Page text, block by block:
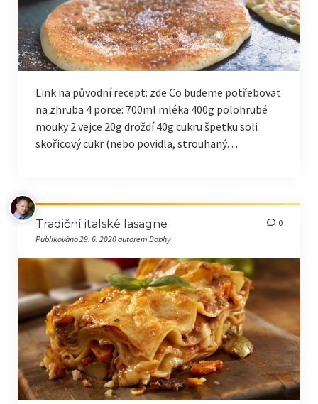
Link na původní recept: zde Co budeme potřebovat
na zhruba 4 porce: 700ml mléka 400g polohrubé
mouky 2 vejce 20g droždí 40g cukru špetku soli
skořicový cukr (nebo povidla, strouhaný…
Tradiční italské lasagne
Publikováno 29. 6. 2020 autorem Bobhy
0